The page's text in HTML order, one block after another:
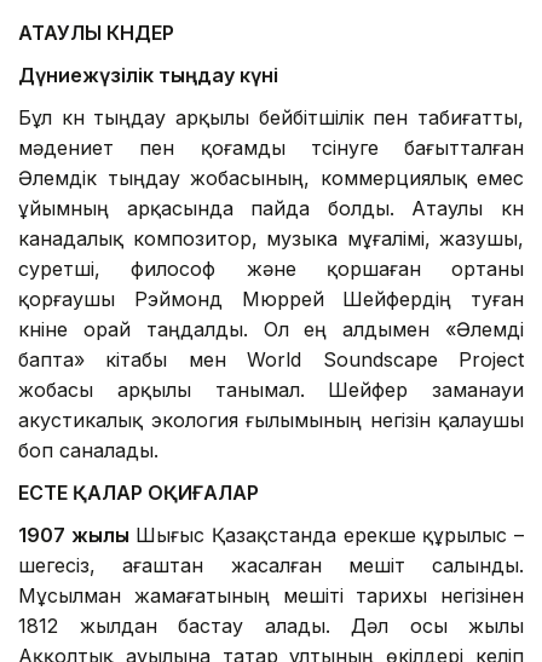
АТАУЛЫ КҮНДЕР
Дүниежүзілік тыңдау күні
Бұл күн тыңдау арқылы бейбітшілік пен табиғатты,
мәдениет пен қоғамды түсінуге бағытталған
Әлемдік тыңдау жобасының, коммерциялық емес
ұйымның арқасында пайда болды. Атаулы күн
канадалық композитор, музыка мұғалімі, жазушы,
суретші, философ және қоршаған ортаны
қорғаушы Рэймонд Мюррей Шейфердің туған
күніне орай таңдалды. Ол ең алдымен «Әлемді
бапта» кітабы мен World Soundscape Project
жобасы арқылы танымал. Шейфер заманауи
акустикалық экология ғылымының негізін қалаушы
боп саналады.
ЕСТЕ ҚАЛАР ОҚИҒАЛАР
1907 жылы Шығыс Қазақстанда ерекше құрылыс –
шегесіз, ағаштан жасалған мешіт салынды.
Мұсылман жамағатының мешіті тарихы негізінен
1812 жылдан бастау алады. Дәл осы жылы
Аққолтық ауылына татар ұлтының өкілдері келіп